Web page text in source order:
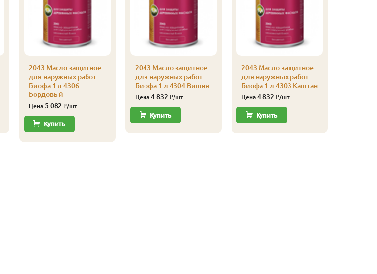
2043 Масло защитное
для наружных работ
Биофа 1 л 4306
Бордовый
Цена 5 082 ₽/шт
Купить
2043 Масло защитное
для наружных работ
Биофа 1 л 4304 Вишня
Цена 4 832 ₽/шт
Купить
2043 Масло защитное
для наружных работ
Биофа 1 л 4303 Каштан
Цена 4 832 ₽/шт
Купить